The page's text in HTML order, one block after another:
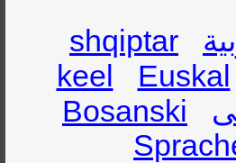
shqiptar
keel
Euskal
Bosanski